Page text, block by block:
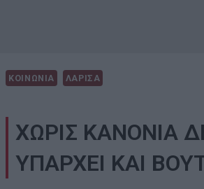
ΚΟΙΝΩΝΙΑ ΛΑΡΙΣΑ
ΧΩΡΙΣ ΚΑΝΟΝΙΑ
ΥΠΑΡΧΕΙ ΚΑΙ